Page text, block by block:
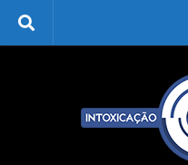
Skip to content